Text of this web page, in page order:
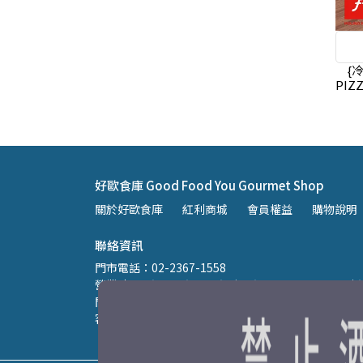
{
好歐食庫 Good Food You Gourmet Shop
關於好歐食庫 紅利商城 會員權益 購物說明
聯絡資訊
門市電話：02-2367-1558
營業時間：週二、週三、週六、週日 11:00至18:00
門市地址：台北市中正區汀州路二段189號 (近古亭
客服信箱：info@goodfoodyou.tw